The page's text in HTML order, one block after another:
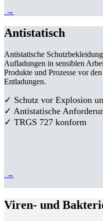
→
Antistatisch
Antistatische
Aufladungen in sensiblen
Produkte und Prozesse vor
Entladungen.
✓ Schutz vor Explosion
✓ Antistatische
✓ TRGS 727 konform
→
Viren- und